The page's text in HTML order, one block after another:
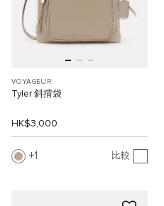
VOYAGEUR
Tyler 斜揹袋
HK$3,000
1 比較